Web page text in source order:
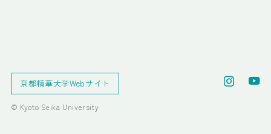
京都精華大学Webサイト
© Kyoto Seika University